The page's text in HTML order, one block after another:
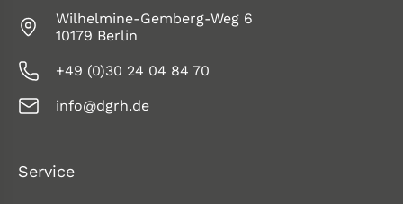
Wilhelmine-Gemberg-Weg 6
10179 Berlin
+49 (0)30 24 04 84 70
info@dgrh.de
Service